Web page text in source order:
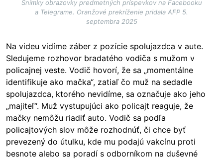
Snímky obrazovky predmetných príspevkov na Facebooku
a Telegrame. Oranžové prekríženie pridala AFP 5.
septembra 2025
Na videu vidíme záber z pozície spolujazdca v aute.
Sledujeme rozhovor bradatého vodiča s mužom v
policajnej veste. Vodič hovorí, že sa „momentálne
identifikuje ako mačka“, zatiaľ čo muž na sedadle
spolujazdca, ktorého nevidíme, sa označuje ako jeho
„majiteľ“. Muž vystupujúci ako policajt reaguje, že
mačky nemôžu riadiť auto. Vodič sa podľa
policajtových slov môže rozhodnúť, či chce byť
prevezený do útulku, kde mu podajú vakcínu proti
besnote alebo sa poradí s odborníkom na duševné